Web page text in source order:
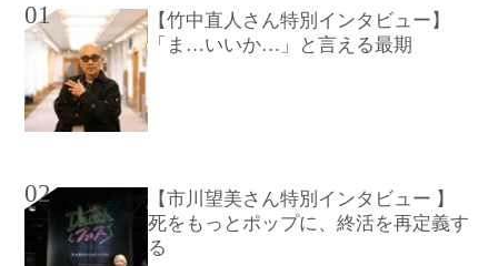
01
【竹中直人さん特別インタビュー】
「ま…いいか…」と言える最期
02
【市川望美さん特別インタビュー 】
死をもっとポップに、終活を再定義す
る